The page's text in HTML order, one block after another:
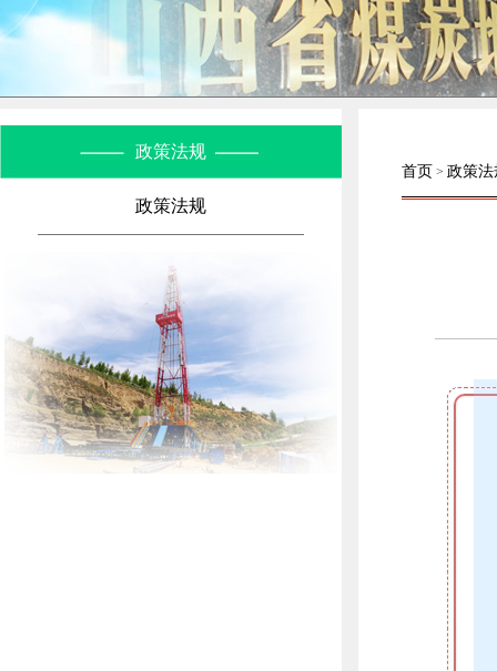
政策法规
政策法规
首页 > 政策法